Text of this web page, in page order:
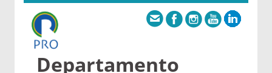
Departamento